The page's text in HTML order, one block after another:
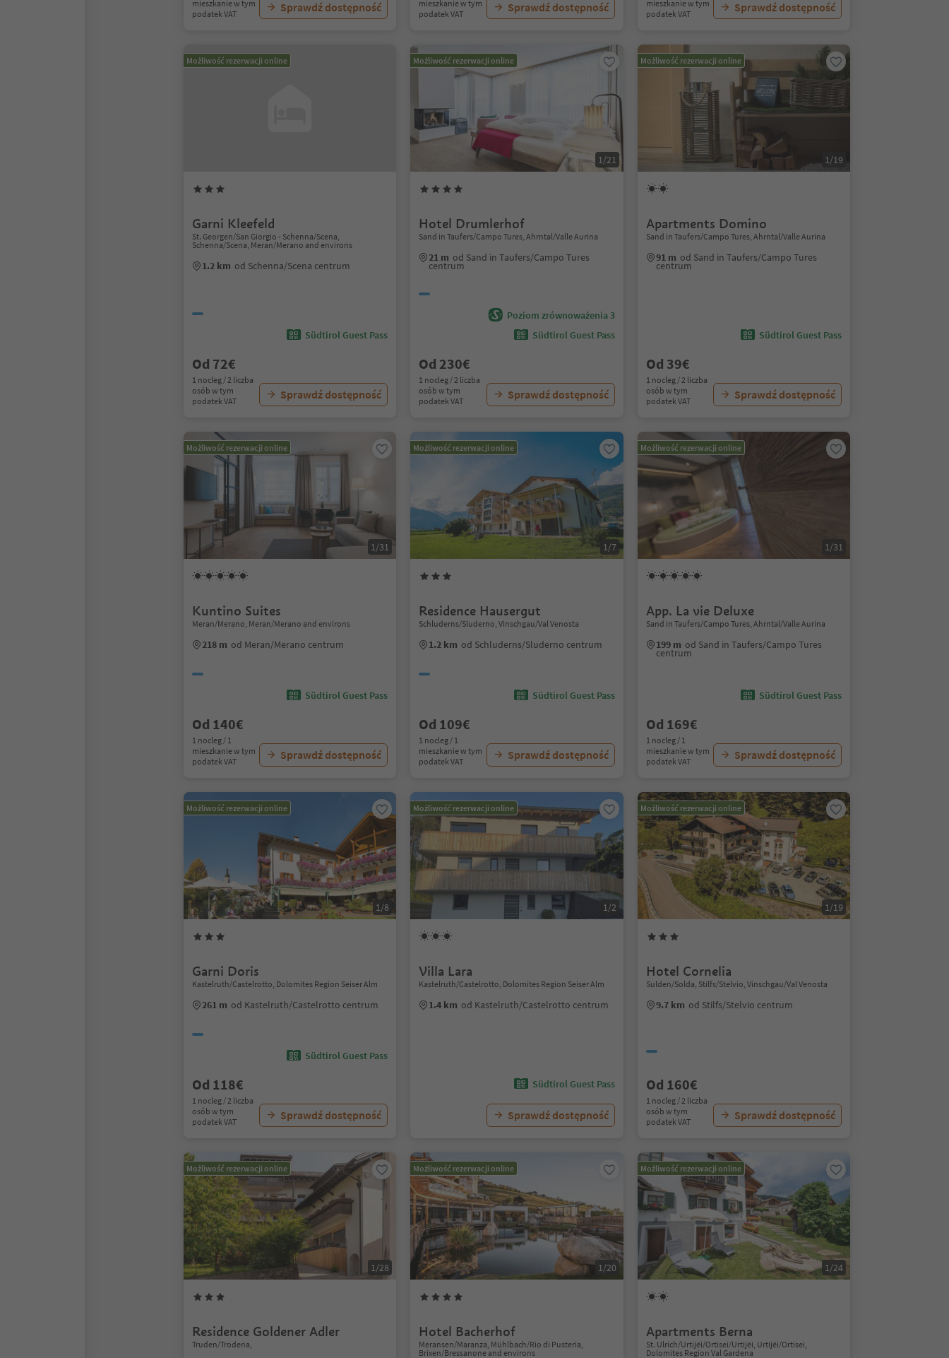
mieszkanie w tym
podatek VAT
Sprawdź dostępność
mieszkanie w tym
podatek VAT
Sprawdź dostępność
mieszkanie w tym
podatek VAT
Sprawdź dostępność
Możliwość rezerwacji online
Garni Kleefeld
St. Georgen/San Giorgio - Schenna/Scena,
Schenna/Scena, Meran/Merano and environs
1.2 km od Schenna/Scena centrum
Südtirol Guest Pass
Od 72€
1 nocleg / 2 liczba
osób w tym
podatek VAT
Sprawdź dostępność
Możliwość rezerwacji online
1/21
Hotel Drumlerhof
Sand in Taufers/Campo Tures, Ahrntal/Valle Aurina
21 m od Sand in Taufers/Campo Tures
centrum
Poziom zrównoważenia 3
Südtirol Guest Pass
Od 230€
1 nocleg / 2 liczba
osób w tym
podatek VAT
Sprawdź dostępność
Możliwość rezerwacji online
1/19
Apartments Domino
Sand in Taufers/Campo Tures, Ahrntal/Valle Aurina
91 m od Sand in Taufers/Campo Tures
centrum
Südtirol Guest Pass
Od 39€
1 nocleg / 2 liczba
osób w tym
podatek VAT
Sprawdź dostępność
Możliwość rezerwacji online
1/31
Kuntino Suites
Meran/Merano, Meran/Merano and environs
218 m od Meran/Merano centrum
Südtirol Guest Pass
Od 140€
1 nocleg / 1
mieszkanie w tym
podatek VAT
Sprawdź dostępność
Możliwość rezerwacji online
1/7
Residence Hausergut
Schluderns/Sluderno, Vinschgau/Val Venosta
1.2 km od Schluderns/Sluderno centrum
Südtirol Guest Pass
Od 109€
1 nocleg / 1
mieszkanie w tym
podatek VAT
Sprawdź dostępność
Możliwość rezerwacji online
1/31
App. La vie Deluxe
Sand in Taufers/Campo Tures, Ahrntal/Valle Aurina
199 m od Sand in Taufers/Campo Tures
centrum
Südtirol Guest Pass
Od 169€
1 nocleg / 1
mieszkanie w tym
podatek VAT
Sprawdź dostępność
Możliwość rezerwacji online
1/8
Garni Doris
Kastelruth/Castelrotto, Dolomites Region Seiser Alm
261 m od Kastelruth/Castelrotto centrum
Südtirol Guest Pass
Od 118€
1 nocleg / 2 liczba
osób w tym
podatek VAT
Sprawdź dostępność
Możliwość rezerwacji online
1/2
Villa Lara
Kastelruth/Castelrotto, Dolomites Region Seiser Alm
1.4 km od Kastelruth/Castelrotto centrum
Südtirol Guest Pass
Sprawdź dostępność
Możliwość rezerwacji online
1/19
Hotel Cornelia
Sulden/Solda, Stilfs/Stelvio, Vinschgau/Val Venosta
9.7 km od Stilfs/Stelvio centrum
Od 160€
1 nocleg / 2 liczba
osób w tym
podatek VAT
Sprawdź dostępność
Możliwość rezerwacji online
1/28
Residence Goldener Adler
Truden/Trodena,
Możliwość rezerwacji online
1/20
Hotel Bacherhof
Meransen/Maranza, Mühlbach/Rio di Pusteria,
Brixen/Bressanone and environs
Możliwość rezerwacji online
1/24
Apartments Berna
St. Ulrich/Urtijëi/Ortisei/Urtijëi, Urtijëi/Ortisei,
Dolomites Region Val Gardena